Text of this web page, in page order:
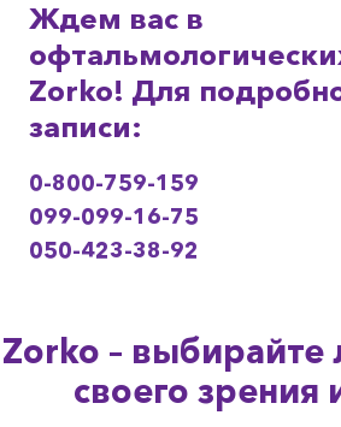
Ждем вас в
Zorko! Для
записи:
0-800-759-159
099-099-16-75
050-423-38-92
Zorko –
своего зрения